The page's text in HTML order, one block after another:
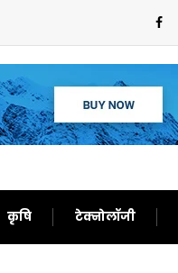
कृषि टेक्नोलॉजी